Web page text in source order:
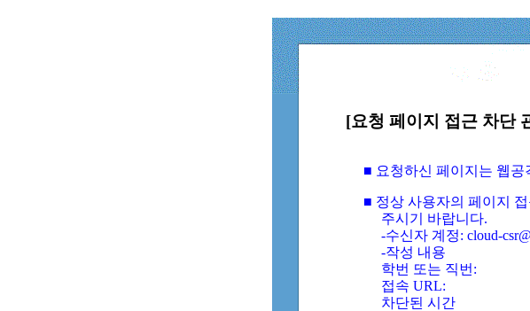
[요청 페이지 접근 차단
■ 요청하신 페이지는 웹
■ 정상 사용자의 페이지
주시기 바랍니다.
-수신자 계정: cloud-
-작성 내용
학번 또는 직번:
접속 URL:
차단된 시간